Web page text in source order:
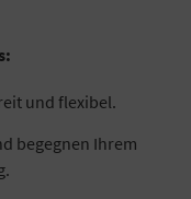
und flexibel.
begegnen Ihrem